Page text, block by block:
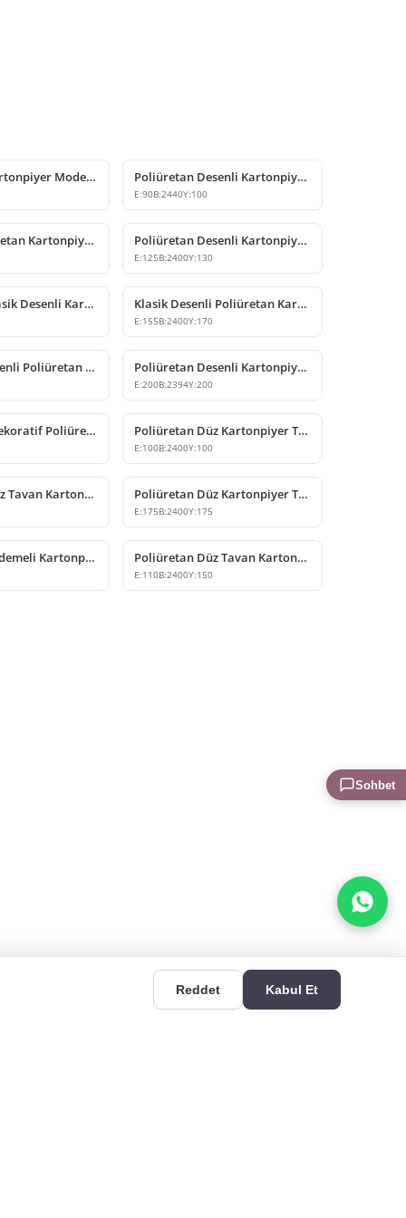
Poliüretan Kartonpiyer Modelleri P81071 Poliüretan Desenli Kartonpiyer Modeli
E:90B:2440Y:100
Desenli Poliüretan Kartonpiyer Modelleri Poliüretan Desenli Kartonpiyer Modelleri
E:125B:2400Y:130
Poliüretan Klasik Desenli Kartonpiyer Tavan Profili Klasik Desenli Poliüretan Kartonpiyer Tavan Profili
E:155B:2400Y:170
Dekoratif Desenli Poliüretan Kartonpiyer Modeli Poliüretan Desenli Kartonpiyer Modelleri
E:200B:2394Y:200
Geniş Profil Dekoratif Poliüretan Düz Kartonpiyer Tasarımı Poliüretan Düz Kartonpiyer Tavan Kornişi Modeli
E:100B:2400Y:100
Poliüretan Düz Tavan Kartonpiyer Modelleri ve Çeşitleri Poliüretan Düz Kartonpiyer Tavan Köşe Profili
E:175B:2400Y:175
Poliüretan Kademeli Kartonpiyer Tavan Çıtası Modeli Poliüretan Düz Tavan Kartonpiyer Profili
E:110B:2400Y:150
Reddet Kabul Et
Sohbet